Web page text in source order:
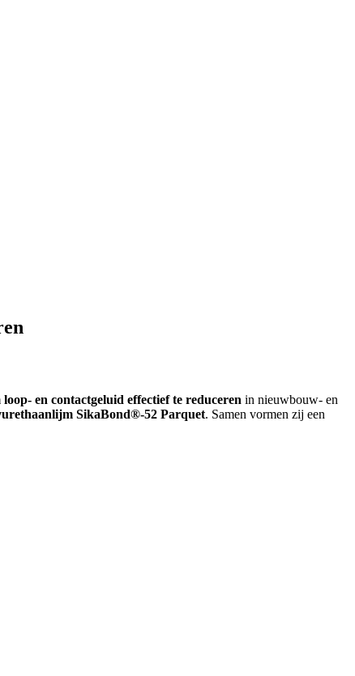
loop- en contactgeluid effectief te reduceren in nieuwbouw- en
SikaBond®-52 Parquet. Samen vormen zij een